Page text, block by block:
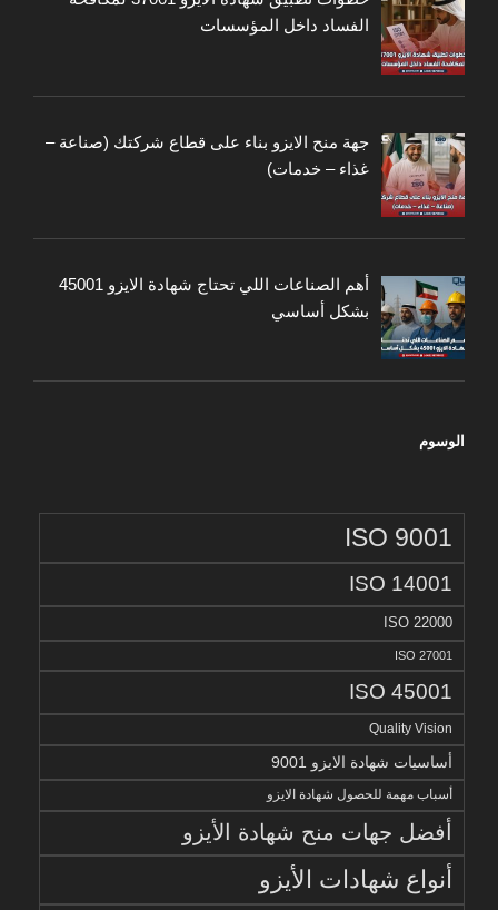
الفساد داخل المؤسسات
جهة منح الايزو بناء على قطاع شركتك (صناعة –
غذاء – خدمات)
أهم الصناعات اللي تحتاج شهادة الايزو 45001
بشكل أساسي
الوسوم
ISO 9001
ISO 14001
ISO 22000
ISO 27001
ISO 45001
Quality Vision
أساسيات شهادة الايزو 9001
أسباب مهمة للحصول شهادة الايزو
أفضل جهات منح شهادة الأيزو
أنواع شهادات الأيزو